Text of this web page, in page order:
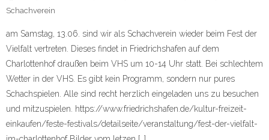
Schachverein
am Samstag, 13.06. sind wir als Schachverein wieder beim Fest der
Vielfalt vertreten. Dieses findet in Friedrichshafen auf dem
Charlottenhof draußen beim VHS um 10-14 Uhr statt. Bei schlechtem
Wetter in der VHS. Es gibt kein Programm, sondern nur pures
Schachspielen. Alle sind recht herzlich eingeladen uns zu besuchen
und mitzuspielen. https://www.friedrichshafen.de/kultur-freizeit-
einkaufen/feste-festivals/detailseite/veranstaltung/fest-der-vielfalt-